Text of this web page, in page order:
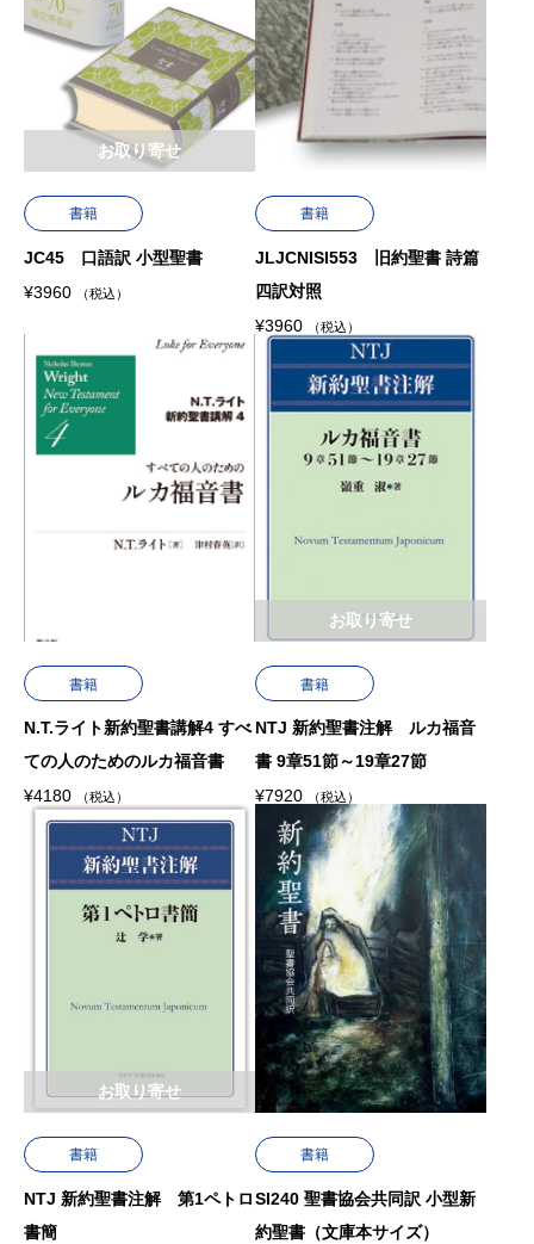
書籍
JC45 口語訳 小型聖書
¥3960 （税込）
お取り寄せ
書籍
JLJCNISI553 旧約聖書 詩篇
四訳対照
¥3960 （税込）
書籍
N.T.ライト新約聖書講解4 すべ
ての人のためのルカ福音書
¥4180 （税込）
書籍
NTJ 新約聖書注解 ルカ福音
書 9章51節～19章27節
¥7920 （税込）
お取り寄せ
書籍
NTJ 新約聖書注解 第1ペトロ
書簡
お取り寄せ
書籍
SI240 聖書協会共同訳 小型新
約聖書（文庫本サイズ）